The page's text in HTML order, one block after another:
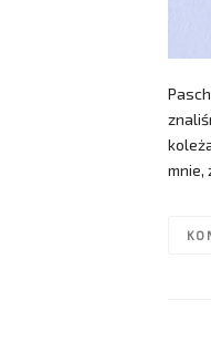
mnie,